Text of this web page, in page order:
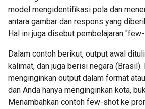
model mengidentifikasi pola dan
antara gambar dan respons yang
Hal ini juga disebut pembelajaran
Dalam contoh berikut, output awal
kalimat, dan juga berisi negara (Brasil).
menginginkan output dalam format
dan Anda hanya menginginkan kota,
Menambahkan contoh few-shot ke